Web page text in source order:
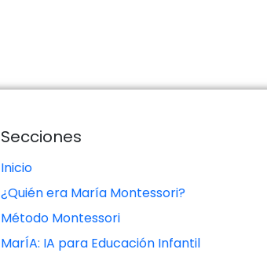
Secciones
Inicio
¿Quién era María Montessori?
Método Montessori
MarÍA: IA para Educación Infantil